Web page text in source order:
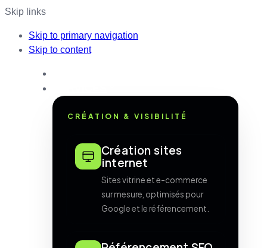
Skip links
Skip to primary navigation
Skip to content
CRÉATION & VISIBILITÉ
Création sites
internet
Sites vitrine et e-commerce
sur mesure, optimisés pour
Google et le référencement.